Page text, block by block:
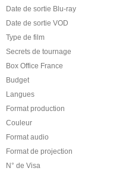
Date de sortie Blu-ray
Date de sortie VOD
Type de film
Secrets de tournage
Box Office France
Budget
Langues
Format production
Couleur
Format audio
Format de projection
N° de Visa